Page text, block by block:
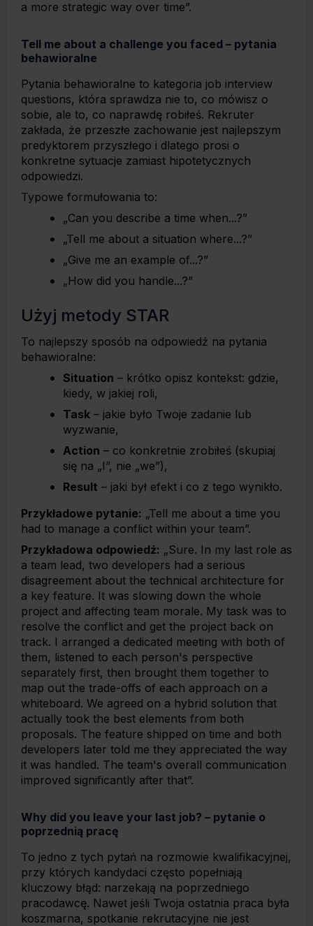
a more strategic way over time”.
Tell me about a challenge you faced – pytania
behawioralne
Pytania behawioralne to kategoria job interview
questions, która sprawdza nie to, co mówisz o
sobie, ale to, co naprawdę robiłeś. Rekruter
zakłada, że przeszłe zachowanie jest najlepszym
predyktorem przyszłego i dlatego prosi o
konkretne sytuacje zamiast hipotetycznych
odpowiedzi.
Typowe formułowania to:
„Can you describe a time when...?”
„Tell me about a situation where...?”
„Give me an example of...?”
„How did you handle...?”
Użyj metody STAR
To najlepszy sposób na odpowiedź na pytania
behawioralne:
Situation – krótko opisz kontekst: gdzie,
kiedy, w jakiej roli,
Task – jakie było Twoje zadanie lub
wyzwanie,
Action – co konkretnie zrobiłeś (skupiaj
się na „I”, nie „we”),
Result – jaki był efekt i co z tego wynikło.
Przykładowe pytanie: „Tell me about a time you
had to manage a conflict within your team”.
Przykładowa odpowiedź: „Sure. In my last role as
a team lead, two developers had a serious
disagreement about the technical architecture for
a key feature. It was slowing down the whole
project and affecting team morale. My task was to
resolve the conflict and get the project back on
track. I arranged a dedicated meeting with both of
them, listened to each person's perspective
separately first, then brought them together to
map out the trade-offs of each approach on a
whiteboard. We agreed on a hybrid solution that
actually took the best elements from both
proposals. The feature shipped on time and both
developers later told me they appreciated the way
it was handled. The team's overall communication
improved significantly after that”.
Why did you leave your last job? – pytanie o
poprzednią pracę
To jedno z tych pytań na rozmowie kwalifikacyjnej,
przy których kandydaci często popełniają
kluczowy błąd: narzekają na poprzedniego
pracodawcę. Nawet jeśli Twoja ostatnia praca była
koszmarna, spotkanie rekrutacyjne nie jest